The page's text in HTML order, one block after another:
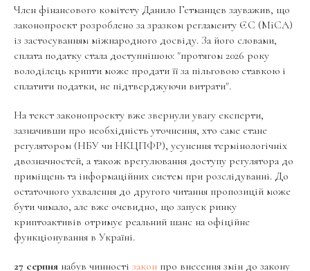
Член фінансового комітету Данило Гетманцев зауважив, що
законопроект розроблено за зразком регламенту ЄС (MiCA)
із застосуванням міжнародного досвіду. За його словами,
сплата податку стала доступнішою: "протягом 2026 року
володілець крипти може продати її за пільговою ставкою і
сплатити податки, не підтверджуючи витрати".
На текст законопроекту вже звернули увагу експерти,
зазначивши про необхідність уточнення, хто саме стане
регулятором (НБУ чи НКЦПФР), усунення термінологічніх
двозначностей, а також врегулювання доступу регулятора до
приміщень та інформаційних систем при розслідуванні. До
остаточного ухвалення до другого читання пропозицій може
бути чимало, але вже очевидно, що запуск ринку
криптоактивів отримує реальний шанс на офіційне
функціонування в Україні.
27 серпня набув чинності закон про внесення змін до закону